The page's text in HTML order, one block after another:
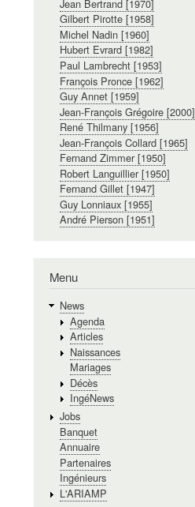
Jean Bertrand [1970]
Gilbert Pirotte [1958]
Michel Nadin [1960]
Hubert Evrard [1982]
Paul Lambrecht [1953]
François Pronce [1962]
Guy Annet [1959]
Jean-François Grégoire [2000]
René Thilmany [1956]
Jean-François Collard [1965]
Fernand Zimmer [1950]
Robert Languillier [1950]
Fernand Gillet [1947]
Guy Lonniaux [1955]
André Pierson [1951]
Menu
News
Agenda
Articles
Naissances
Mariages
Décès
IngéNews
Jobs
Banquet
Annuaire
Partenaires
Ingénieurs
L'ARIAMP